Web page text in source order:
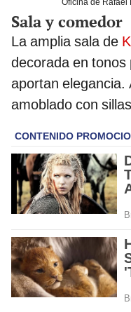
Oficina de Rafael
Sala y comedor
La amplia sala de
decorada en tonos
aportan elegancia.
amoblado con